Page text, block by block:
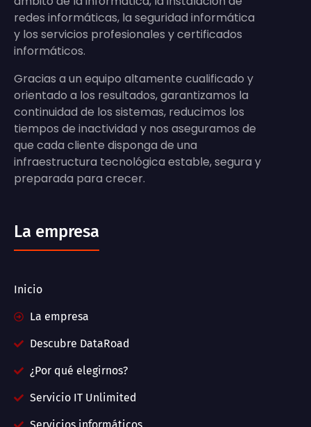
redes informáticas, la seguridad informática
y los servicios profesionales y certificados
informáticos.
Gracias a un equipo altamente cualificado y
orientado a los resultados, garantizamos la
continuidad de los sistemas, reducimos los
tiempos de inactividad y nos aseguramos de
que cada cliente disponga de una
infraestructura tecnológica estable, segura y
preparada para crecer.
La empresa
Inicio
La empresa
Descubre DataRoad
¿Por qué elegirnos?
Servicio IT Unlimited